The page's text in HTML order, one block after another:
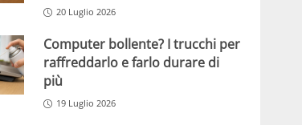
20 Luglio 2026
Computer bollente? I trucchi per
raffreddarlo e farlo durare di
più
19 Luglio 2026